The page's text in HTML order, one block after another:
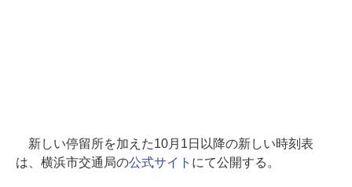
新しい停留所を加えた10月1日以降の新しい時刻表
は、横浜市交通局の公式サイト にて公開する。